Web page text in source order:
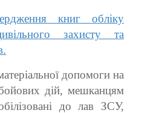
книг обліку
захисту та
допомоги на
дій, мешканцям
до лав ЗСУ,